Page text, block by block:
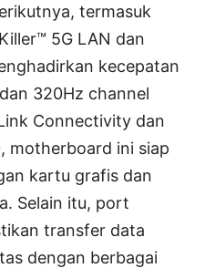
termasuk
5G LAN dan
kecepatan
320Hz channel
Connectivity dan
motherboard ini siap
kartu grafis dan
Selain itu, port
transfer data
dengan berbagai